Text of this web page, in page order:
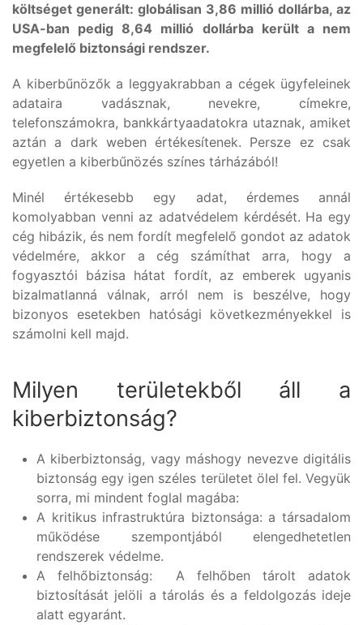
költséget generált: globálisan 3,86 millió dollárba, az
USA-ban pedig 8,64 millió dollárba került a nem
megfelelő biztonsági rendszer.
A kiberbűnözők a leggyakrabban a cégek ügyfeleinek
adataira vadásznak, nevekre, címekre,
telefonszámokra, bankkártyaadatokra utaznak, amiket
aztán a dark weben értékesítenek. Persze ez csak
egyetlen a kiberbűnözés színes tárházából!
Minél értékesebb egy adat, érdemes annál
komolyabban venni az adatvédelem kérdését. Ha egy
cég hibázik, és nem fordít megfelelő gondot az adatok
védelmére, akkor a cég számíthat arra, hogy a
fogyasztói bázisa hátat fordít, az emberek ugyanis
bizalmatlanná válnak, arról nem is beszélve, hogy
bizonyos esetekben hatósági következményekkel is
számolni kell majd.
Milyen területekből áll a
kiberbiztonság?
A kiberbiztonság, vagy máshogy nevezve digitális
biztonság egy igen széles területet ölel fel. Vegyük
sorra, mi mindent foglal magába:
A kritikus infrastruktúra biztonsága: a társadalom
működése szempontjából elengedhetetlen
rendszerek védelme.
A felhőbiztonság: A felhőben tárolt adatok
biztosítását jelöli a tárolás és a feldolgozás ideje
alatt egyaránt.